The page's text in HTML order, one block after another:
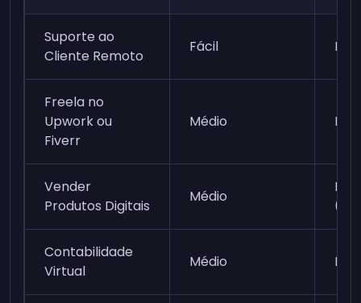
Suporte ao
Cliente Remoto
Fácil
Freela no
Upwork ou
Fiverr
Médio
Vender
Produtos Digitais
Médio
Contabilidade
Virtual
Médio